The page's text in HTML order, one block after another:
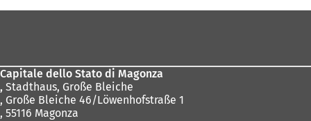
Capitale dello Stato di Magonza
, Stadthaus, Große Bleiche
, Große Bleiche 46/Löwenhofstraße 1
, 55116 Magonza